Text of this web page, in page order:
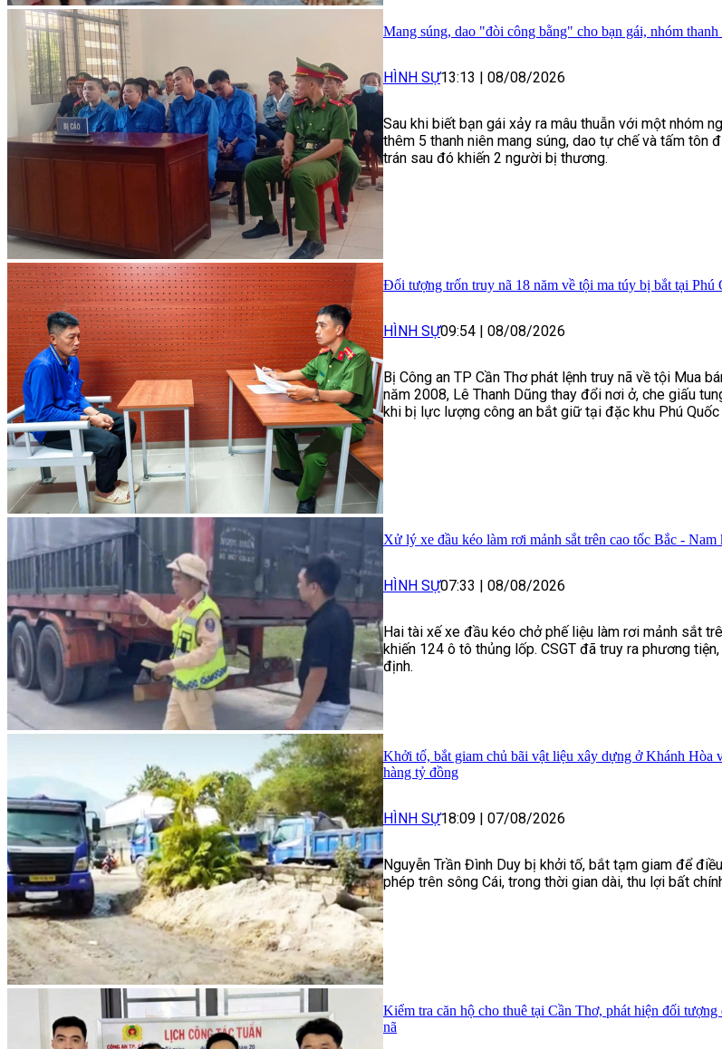
Mang súng, dao "đòi công bằng" cho bạn gái, nhóm
HÌNH SỰ13:13 | 08/08/2026
Sau khi biết bạn gái xảy ra mâu thuẫn với một nhóm
thêm 5 thanh niên mang súng, dao tự chế và tấm tôn
trán sau đó khiến 2 người bị thương.
Đối tượng trốn truy nã 18 năm về tội ma túy bị bắt tại Phú
HÌNH SỰ09:54 08/08/2026
Bị Công an TP Cần Thơ phát lệnh truy nã về tội Mua
năm 2008, Lê Thanh Dũng thay đổi nơi ở, che giấu
khi bị lực lượng công an bắt giữ tại đặc khu Phú Quốc
Xử lý xe đầu kéo làm rơi mảnh sắt trên cao tốc Bắc -
HÌNH SỰ07:33 | 08/08/2026
Hai tài xế xe đầu kéo chở phế liệu làm rơi mảnh sắt
khiến 124 ô tô thủng lốp. CSGT đã truy ra phương
định.
Khởi tố, bắt giam chủ bãi vật liệu xây dựng ở Khánh Hòa
hàng tỷ đồng
HÌNH SỰ18:09 07/08/2026
Nguyễn Trần Đình Duy bị khởi tố, bắt tạm giam để
phép trên sông Cái, trong thời gian dài, thu lợi bất
Kiểm tra căn hộ cho thuê tại Cần Thơ, phát hiện đối
nã